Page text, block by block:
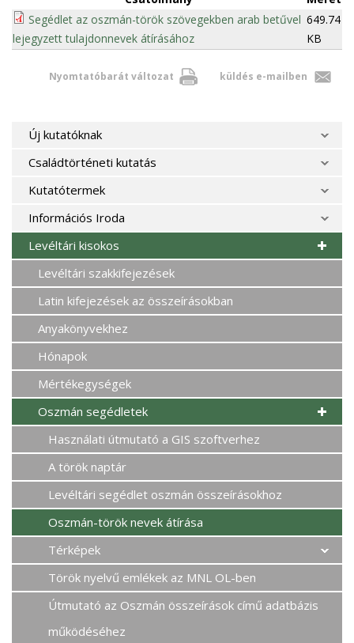
Segédlet az oszmán-török szövegekben arab betűvel
lejegyzett tulajdonnevek átírásához
649.74
KB
Nyomtatóbarát változat küldés e-mailben
Új kutatóknak
Családtörténeti kutatás
Kutatótermek
Információs Iroda
Levéltári kisokos
Levéltári szakkifejezések
Latin kifejezések az összeírásokban
Anyakönyvekhez
Hónapok
Mértékegységek
Oszmán segédletek
Használati útmutató a GIS szoftverhez
A török naptár
Levéltári segédlet oszmán összeírásokhoz
Oszmán-török nevek átírása
Térképek
Török nyelvű emlékek az MNL OL-ben
Útmutató az Oszmán összeírások című adatbázis
működéséhez